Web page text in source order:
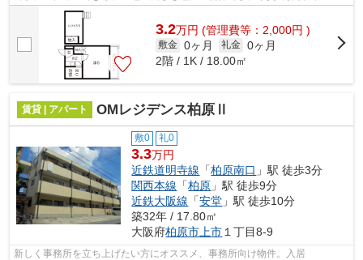
件をお探しの方にもおすすめです。気にな...
3.2万円 (管理費等：2,000円 )
敷金 0ヶ月 礼金 0ヶ月
2階 / 1K / 18.00㎡
賃貸 | アパート OMレジデンス柏原Ⅱ
敷0 礼0
3.3万円
近鉄道明寺線 「柏原南口 」駅 徒歩3分
関西本線 「柏原 」駅 徒歩9分
近鉄大阪線 「安堂 」駅 徒歩10分
築32年 / 17.80㎡
大阪府柏原市 上市 １丁目8-9
新しく事務所を立ち上げたい方にオススメ、事務所向け物件。入居